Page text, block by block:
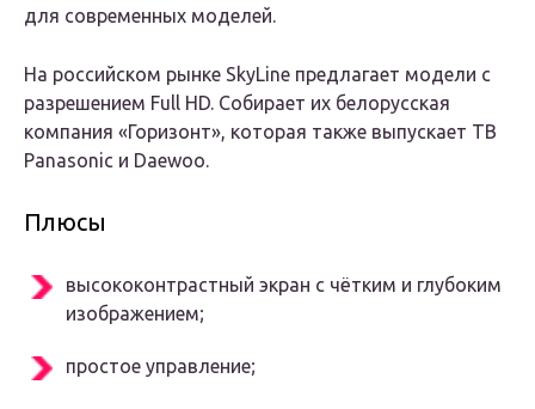
для современных моделей.
На российском рынке SkyLine предлагает модели с
разрешением Full HD. Собирает их белорусская
компания «Горизонт», которая также выпускает ТВ
Panasonic и Daewoo.
Плюсы
высококонтрастный экран с чётким и глубоким
изображением;
простое управление;